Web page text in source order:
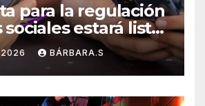
para la regulación
estará lista
agosto:
BÁRBARA.S